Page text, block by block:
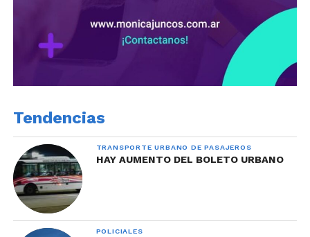
Tendencias
TRANSPORTE URBANO DE PASAJEROS
HAY AUMENTO DEL BOLETO URBANO
POLICIALES